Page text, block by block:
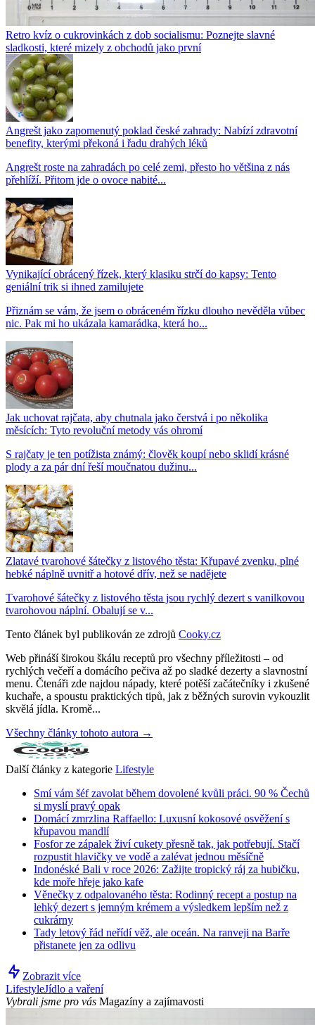
Retro kvíz o cukrovinkách z dob socialismu: Poznejte slavné
sladkosti, které mizely z obchodů jako první
Angrešt jako zapomenutý poklad české zahrady: Nabízí zdravotní
benefity, kterými překoná i řadu drahých léků
Angrešt roste na zahradách po celé zemi, přesto ho většina z nás
přehlíží. Přitom jde o ovoce nabité...
Vynikající obrácený řízek, který klasiku strčí do kapsy: Tento
geniální trik si ihned zamilujete
Přiznám se vám, že jsem o obráceném řízku dlouho nevěděla vůbec
nic. Pak mi ho ukázala kamarádka, která ho...
Jak uchovat rajčata, aby chutnala jako čerstvá i po několika
měsících: Tyto revoluční metody vás ohromí
S rajčaty je ten potížista známý: člověk koupí nebo sklidí krásné
plody a za pár dní řeší moučnatou dužinu...
Zlatavé tvarohové šátečky z listového těsta: Křupavé zvenku, plné
hebké náplně uvnitř a hotové dřív, než se nadějete
Tvarohové šátečky z listového těsta jsou rychlý dezert s vanilkovou
tvarohovou náplní. Obalují se v...
Tento článek byl publikován ze zdrojů Cooky.cz
Web přináší širokou škálu receptů pro všechny příležitosti – od
rychlých večeří a domácího pečiva až po sladké dezerty a slavnostní
menu. Čtenáři zde najdou nápady, které potěší začátečníky i zkušené
kuchaře, a spoustu praktických tipů, jak z běžných surovin vykouzlit
skvělá jídla. Kromě...
Všechny články tohoto autora →
Další články z kategorie Lifestyle
Smí vám šéf zavolat během dovolené kvůli práci. 90 % Čechů
si myslí pravý opak
Domácí zmrzlina Raffaello: Luxusní kokosové osvěžení s
křupavou mandlí
Fosfor ze zápalek živí cukety přesně tak, jak potřebují. Stačí
rozpustit hlavičky ve vodě a zalévat jednou měsíčně
Indonéské Bali v roce 2026: Zažijte tropický ráj za hubičku,
kde moře hřeje jako kafe
Věnečky z odpalovaného těsta: Rodinný recept a postup na
lehký dezert s jemným krémem a výsledkem lepším než z
cukrárny
Tady letový řád neřídí věž, ale oceán. Na ranveji na Barře
přistanete jen za odlivu
Zobrazit více
LifestyleJídlo a vaření
Vybrali jsme pro vás Magazíny a zajímavosti